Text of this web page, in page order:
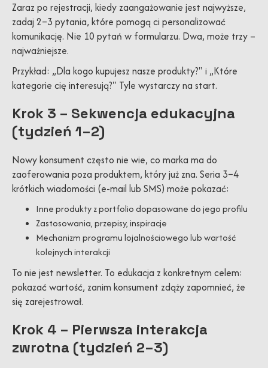
Zaraz po rejestracji, kiedy zaangażowanie jest najwyższe,
zadaj 2–3 pytania, które pomogą ci personalizować
komunikację. Nie 10 pytań w formularzu. Dwa, może trzy –
najważniejsze.
Przykład: „Dla kogo kupujesz nasze produkty?" i „Które
kategorie cię interesują?" Tyle wystarczy na start.
Krok 3 – Sekwencja edukacyjna
(tydzień 1–2)
Nowy konsument często nie wie, co marka ma do
zaoferowania poza produktem, który już zna. Seria 3–4
krótkich wiadomości (e-mail lub SMS) może pokazać:
Inne produkty z portfolio dopasowane do jego profilu
Zastosowania, przepisy, inspiracje
Mechanizm programu lojalnościowego lub wartość
kolejnych interakcji
To nie jest newsletter. To edukacja z konkretnym celem:
pokazać wartość, zanim konsument zdąży zapomnieć, że
się zarejestrował.
Krok 4 – Pierwsza interakcja
zwrotna (tydzień 2–3)